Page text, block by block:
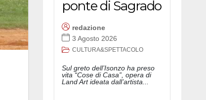
ponte di Sagrado
redazione
3 Agosto 2026
CULTURA&SPETTACOLO
Sul greto dell’Isonzo ha preso
vita “Cose di Casa”, opera di
Land Art ideata dall’artista...